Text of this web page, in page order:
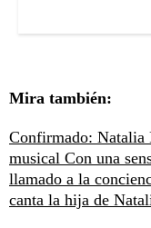
Mira también:
Confirmado: Natalia
musical Con una
llamado a la
canta la hija de